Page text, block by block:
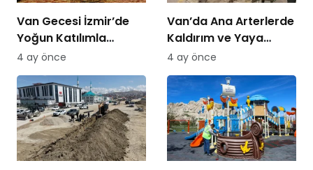
Van Gecesi İzmir’de
Yoğun Katılımla
Düzenlendi
4 ay önce
Van’da Ana Arterlerde
Kaldırım ve Yaya
Yolları Yenileniyor
4 ay önce